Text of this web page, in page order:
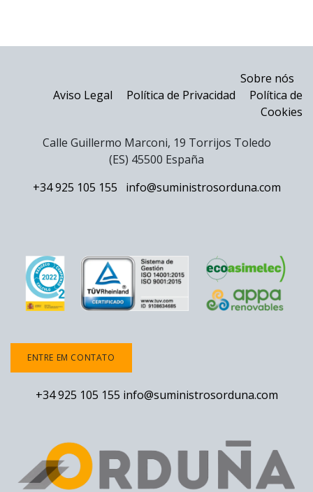
Sobre nós
Aviso Legal
Política de Privacidad
Política de
Cookies
Calle Guillermo Marconi, 19 Torrijos Toledo
(ES) 45500 España
+34 925 105 155
info@suministrosorduna.com
ENTRE EM CONTATO
+34 925 105 155 info@suministrosorduna.com